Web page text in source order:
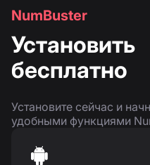
NumBuster
Установить
бесплатно
Установите сейчас и
удобными функциями